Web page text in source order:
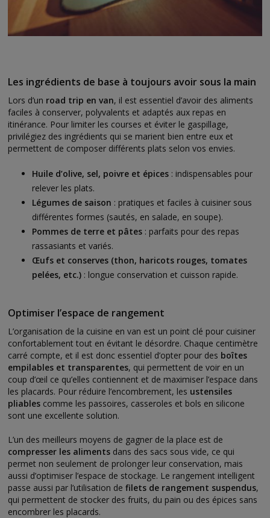
Les ingrédients de base à toujours avoir sous la main
Lors d’un road trip en van, il est essentiel d’avoir des aliments
faciles à conserver, polyvalents et adaptés aux repas en
itinérance. Pour limiter les courses et éviter le gaspillage,
privilégiez des ingrédients qui se marient bien entre eux et
permettent de composer différents plats selon vos envies.
Huile d’olive, sel, poivre et épices : indispensables pour
relever les plats.
Légumes de saison : pratiques et faciles à cuisiner sous
différentes formes (sautés, en salade, en soupe).
Pommes de terre et pâtes : parfaits pour des repas
rassasiants et variés.
Œufs et conserves (thon, haricots rouges, tomates
pelées, etc.) : longue conservation et cuisson rapide.
Optimiser l’espace de rangement
L’organisation de la cuisine en van est un point clé pour cuisiner
confortablement tout en évitant le désordre. Chaque centimètre
carré compte, et il est donc essentiel d’opter pour des boîtes
empilables et transparentes, qui permettent de voir en un
coup d’œil ce qu’elles contiennent et de maximiser l’espace dans
les placards. Pour réduire l’encombrement, les ustensiles
pliables comme les passoires, casseroles et bols en silicone
sont une excellente solution.
L’un des meilleurs moyens de gagner de la place est de
compresser les aliments dans des sacs sous vide, ce qui
permet non seulement de prolonger leur conservation, mais
aussi d’optimiser l’espace de stockage. Le rangement intelligent
passe aussi par l’utilisation defilets de rangement suspendus,
qui permettent de stocker des fruits, du pain ou des épices sans
encombrer les placards.